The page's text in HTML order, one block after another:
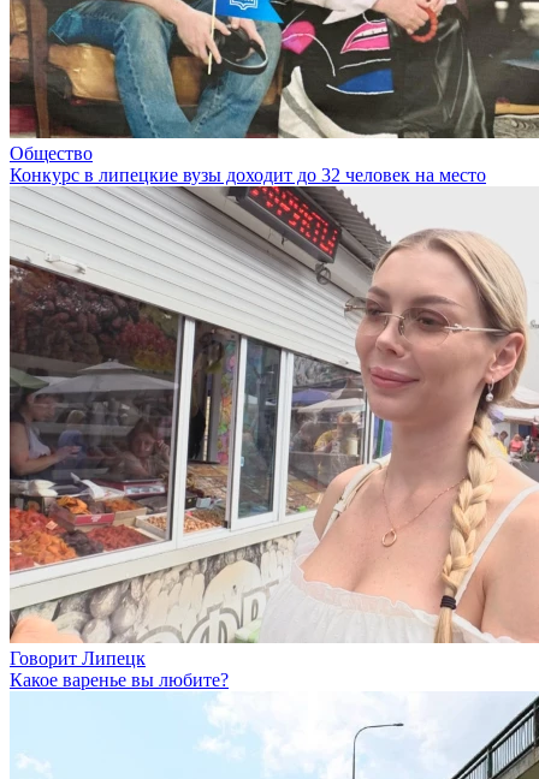
Общество
Конкурс в липецкие вузы доходит до 32 человек на место
Говорит Липецк
Какое варенье вы любите?